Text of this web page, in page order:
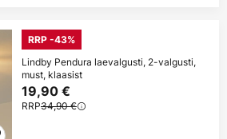
RRP -43%
Lindby Pendura laevalgusti, 2-valgusti,
must, klaasist
19,90 €
RRP34,90 €